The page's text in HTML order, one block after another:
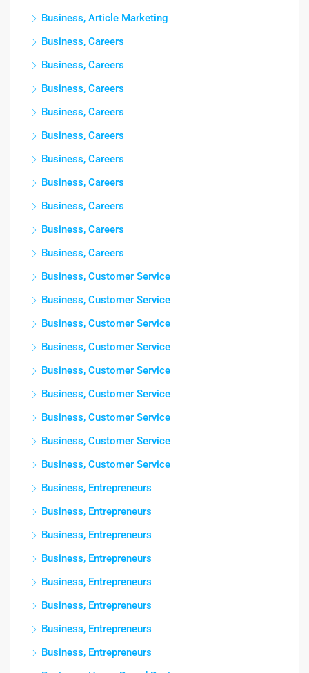
Business, Article Marketing
Business, Careers
Business, Careers
Business, Careers
Business, Careers
Business, Careers
Business, Careers
Business, Careers
Business, Careers
Business, Careers
Business, Careers
Business, Customer Service
Business, Customer Service
Business, Customer Service
Business, Customer Service
Business, Customer Service
Business, Customer Service
Business, Customer Service
Business, Customer Service
Business, Customer Service
Business, Entrepreneurs
Business, Entrepreneurs
Business, Entrepreneurs
Business, Entrepreneurs
Business, Entrepreneurs
Business, Entrepreneurs
Business, Entrepreneurs
Business, Entrepreneurs